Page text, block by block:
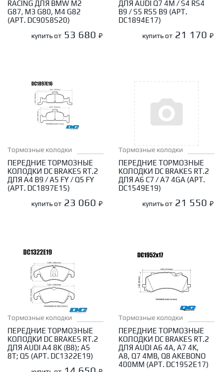
RACING ДЛЯ BMW M2
G87, M3 G80, M4 G82
(АРТ. DC9058S20)
купить от 53 680 ₽
ДЛЯ AUDI Q7 4M / S4 RS4
B9 / S5 RS5 B9 (АРТ.
DC1894E17)
купить от 21 170 ₽
Тормозные колодки
ПЕРЕДНИЕ ТОРМОЗНЫЕ
КОЛОДКИ DC BRAKES RT.2
ДЛЯ A4 B9 / A5 FY / Q5 FY
(АРТ. DC1897E15)
купить от 23 060 ₽
Тормозные колодки
ПЕРЕДНИЕ ТОРМОЗНЫЕ
КОЛОДКИ DC BRAKES RT.2
ДЛЯ A6 C7 / A7 4GA (АРТ.
DC1549E19)
купить от 21 550 ₽
Тормозные колодки
ПЕРЕДНИЕ ТОРМОЗНЫЕ
КОЛОДКИ DC BRAKES RT.2
ДЛЯ AUDI A4 8K (B8); A5
8T; Q5 (АРТ. DC1322E19)
Тормозные колодки
ПЕРЕДНИЕ ТОРМОЗНЫЕ
КОЛОДКИ DC BRAKES RT.2
ДЛЯ AUDI A6 4A, A7 4K,
A8, Q7 4MB, Q8 AKEBONO
400ММ (АРТ. DC1952E17)